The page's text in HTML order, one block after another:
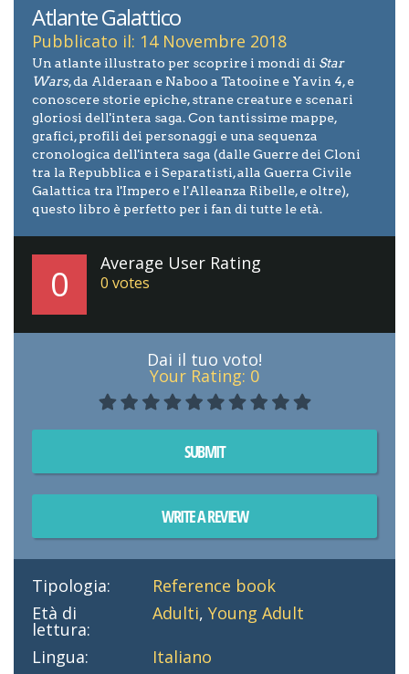
Atlante Galattico
Pubblicato il: 14 Novembre 2018
Un atlante illustrato per scoprire i mondi di Star
Wars, da Alderaan e Naboo a Tatooine e Yavin 4, e
conoscere storie epiche, strane creature e scenari
gloriosi dell'intera saga. Con tantissime mappe,
grafici, profili dei personaggi e una sequenza
cronologica dell'intera saga (dalle Guerre dei Cloni
tra la Repubblica e i Separatisti, alla Guerra Civile
Galattica tra l'Impero e l'Alleanza Ribelle, e oltre),
questo libro è perfetto per i fan di tutte le età.
0 Average User Rating
0 votes
Dai il tuo voto!
Your Rating: 0
SUBMIT
WRITE A REVIEW
Tipologia:
Reference book
Età di
lettura:
Adulti,Young Adult
Lingua:
Italiano